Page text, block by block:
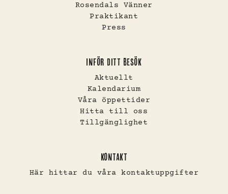
Rosendals Vänner
Praktikant
Press
INFÖR DITT BESÖK
Aktuellt
Kalendarium
Våra öppettider
Hitta till oss
Tillgänglighet
KONTAKT
Här hittar du våra kontaktuppgifter